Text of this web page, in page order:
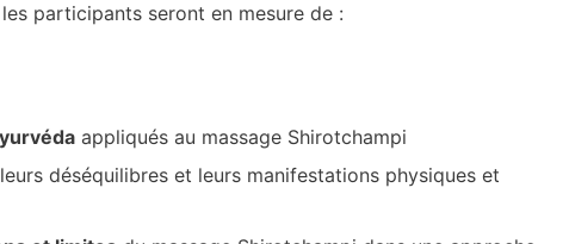
participants seront en mesure de :
appliqués au massage Shirotchampi
déséquilibres et leurs manifestations physiques et